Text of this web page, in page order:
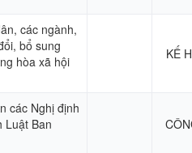
các ngành,
bổ sung
hòa xã hội
KẾ
các Nghị định
Luật Ban